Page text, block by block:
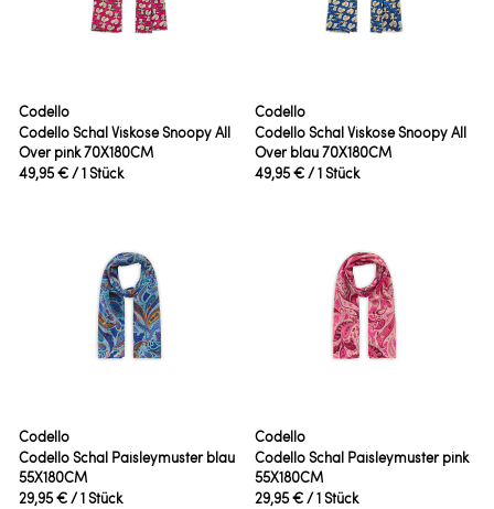
Codello
Codello Schal Viskose Snoopy All
Over pink 70X180CM
49,95 €/ 1 Stück
Codello
Codello Schal Viskose Snoopy All
Over blau 70X180CM
49,95 €/ 1 Stück
Codello
Codello Schal Paisleymuster blau
55X180CM
29,95 €/ 1 Stück
Codello
Codello Schal Paisleymuster pink
55X180CM
29,95 €/ 1 Stück